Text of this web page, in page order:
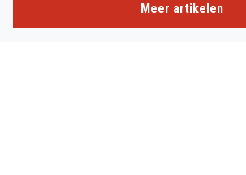
Meer artikelen